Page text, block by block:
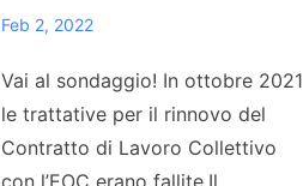
Feb 2, 2022
Vai al sondaggio! In ottobre 2021
le trattative per il rinnovo del
Contratto di Lavoro Collettivo